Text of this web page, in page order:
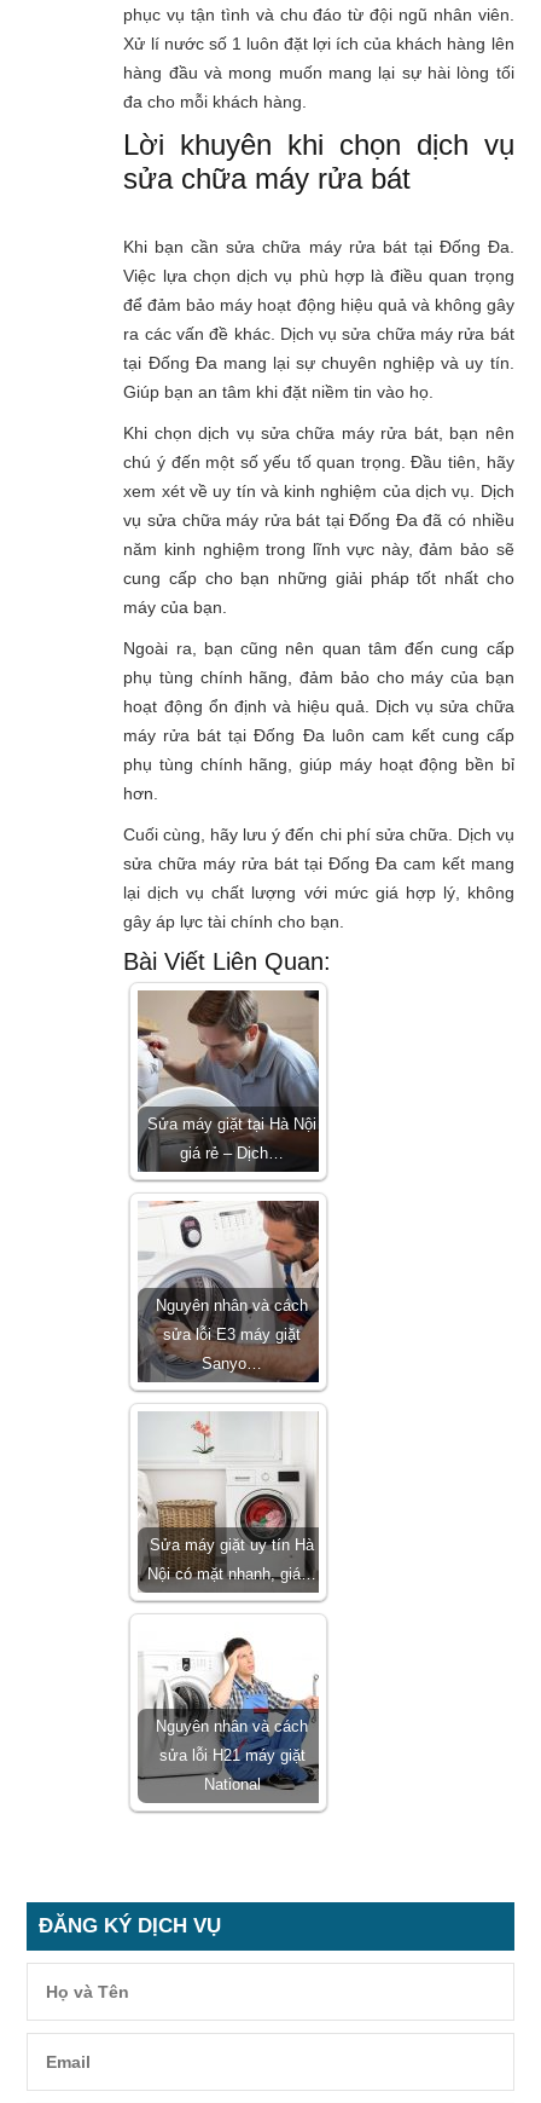
phục vụ tận tình và chu đáo từ đội ngũ nhân viên.
Xử lí nước số 1 luôn đặt lợi ích của khách hàng lên
hàng đầu và mong muốn mang lại sự hài lòng tối
đa cho mỗi khách hàng.
Lời khuyên khi chọn dịch vụ
sửa chữa máy rửa bát
Khi bạn cần sửa chữa máy rửa bát tại Đống Đa.
Việc lựa chọn dịch vụ phù hợp là điều quan trọng
để đảm bảo máy hoạt động hiệu quả và không gây
ra các vấn đề khác. Dịch vụ sửa chữa máy rửa bát
tại Đống Đa mang lại sự chuyên nghiệp và uy tín.
Giúp bạn an tâm khi đặt niềm tin vào họ.
Khi chọn dịch vụ sửa chữa máy rửa bát, bạn nên
chú ý đến một số yếu tố quan trọng. Đầu tiên, hãy
xem xét về uy tín và kinh nghiệm của dịch vụ. Dịch
vụ sửa chữa máy rửa bát tại Đống Đa đã có nhiều
năm kinh nghiệm trong lĩnh vực này, đảm bảo sẽ
cung cấp cho bạn những giải pháp tốt nhất cho
máy của bạn.
Ngoài ra, bạn cũng nên quan tâm đến cung cấp
phụ tùng chính hãng, đảm bảo cho máy của bạn
hoạt động ổn định và hiệu quả. Dịch vụ sửa chữa
máy rửa bát tại Đống Đa luôn cam kết cung cấp
phụ tùng chính hãng, giúp máy hoạt động bền bỉ
hơn.
Cuối cùng, hãy lưu ý đến chi phí sửa chữa. Dịch vụ
sửa chữa máy rửa bát tại Đống Đa cam kết mang
lại dịch vụ chất lượng với mức giá hợp lý, không
gây áp lực tài chính cho bạn.
Bài Viết Liên Quan:
Sửa máy giặt tại Hà Nội
giá rẻ – Dịch…
Nguyên nhân và cách
sửa lỗi E3 máy giặt
Sanyo…
Sửa máy giặt uy tín Hà
Nội có mặt nhanh, giá…
Nguyên nhân và cách
sửa lỗi H21 máy giặt
National
ĐĂNG KÝ DỊCH VỤ